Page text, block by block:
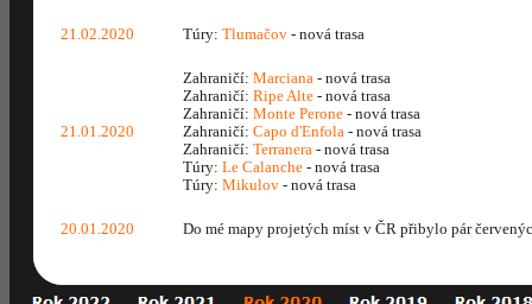
21.02.2020 Túry: Tlumačov - nová trasa
21.01.2020
Zahraničí: Marciana - nová trasa
Zahraničí: Ripe Alte - nová trasa
Zahraničí: Monte Perone - nová trasa
Zahraničí: Capo d'Enfola - nová trasa
Zahraničí: Terranera - nová trasa
Túry: Le Calanche - nová trasa
Túry: Mikulov - nová trasa
20.01.2020 Do mé mapy projetých míst v ČR přibylo pár